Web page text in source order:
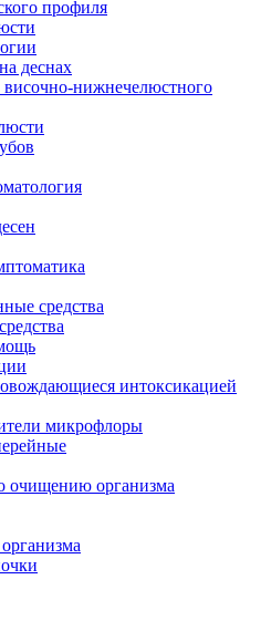
профиля
деснах
нижнечелюстного
средства
интоксикацией
микрофлоры
очищению организма